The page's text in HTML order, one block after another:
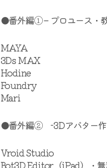
●番外編① – プロユース・
MAYA
3Ds MAX
Hodine
Foundry
Mari
●番外編② -3Dアバター
Vroid Studio
Bot3D Editor（iPad）・